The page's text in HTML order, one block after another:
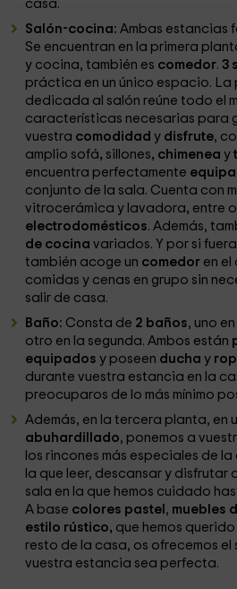
casa.
Salón-cocina: Ambas estancias
Se encuentran en la primera
y cocina, también es comedor.3
práctica en un único espacio. La
dedicada al salón reúne todo el
características necesarias para
vuestra comodidad y disfrute,
amplio sofá, sillones, chimenea y
encuentra perfectamente
conjunto de la sala. Cuenta con
vitrocerámica y lavadora, entre
electrodomésticos. Además,
de cocina variados. Y por si
también acoge un comedor en el
comidas y cenas en grupo sin
salir de casa.
Baño: Consta de 2 baños, uno
otro en la segunda. Ambos están
equipados y poseen ducha y
durante vuestra estancia en la
preocuparos de lo más mínimo
Además, en la tercera planta, en
abuhardillado, ponemos a
los rincones más especiales de la
la que leer, descansar y disfrutar
sala en la que hemos cuidado
A base colores pastel , muebles
estilo rústico, que hemos
resto de la casa, os ofrecemos
vuestra estancia sea perfecta.